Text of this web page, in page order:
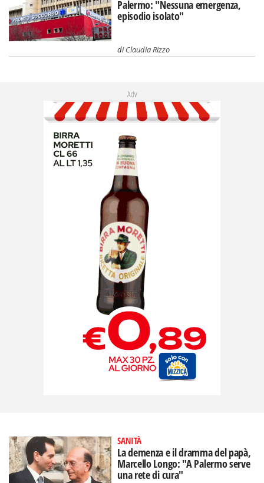
Palermo: "Nessuna emergenza,
episodio isolato"
diClaudia Rizzo
Adv
SANITÀ
La demenza e il dramma del papà,
Marcello Longo: "A Palermo serve
una rete di cura"